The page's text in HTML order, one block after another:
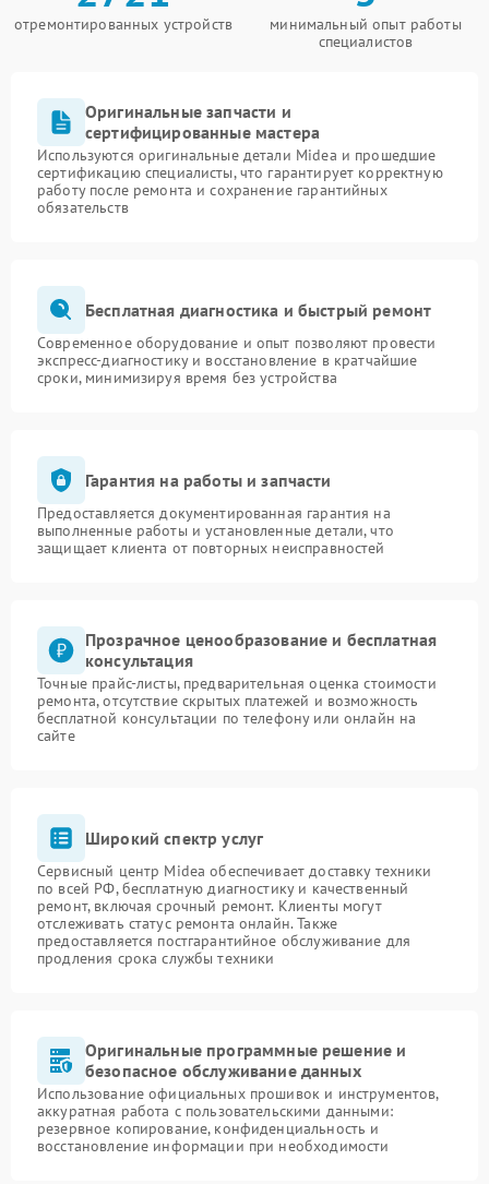
отремонтированных устройств
минимальный опыт работы
специалистов
Оригинальные запчасти и
сертифицированные мастера
Используются оригинальные детали Midea и прошедшие
сертификацию специалисты, что гарантирует корректную
работу после ремонта и сохранение гарантийных
обязательств
Бесплатная диагностика и быстрый ремонт
Современное оборудование и опыт позволяют провести
экспресс-диагностику и восстановление в кратчайшие
сроки, минимизируя время без устройства
Гарантия на работы и запчасти
Предоставляется документированная гарантия на
выполненные работы и установленные детали, что
защищает клиента от повторных неисправностей
Прозрачное ценообразование и бесплатная
консультация
Точные прайс-листы, предварительная оценка стоимости
ремонта, отсутствие скрытых платежей и возможность
бесплатной консультации по телефону или онлайн на
сайте
Широкий спектр услуг
Сервисный центр Midea обеспечивает доставку техники
по всей РФ, бесплатную диагностику и качественный
ремонт, включая срочный ремонт. Клиенты могут
отслеживать статус ремонта онлайн. Также
предоставляется постгарантийное обслуживание для
продления срока службы техники
Оригинальные программные решение и
безопасное обслуживание данных
Использование официальных прошивок и инструментов,
аккуратная работа с пользовательскими данными:
резервное копирование, конфиденциальность и
восстановление информации при необходимости